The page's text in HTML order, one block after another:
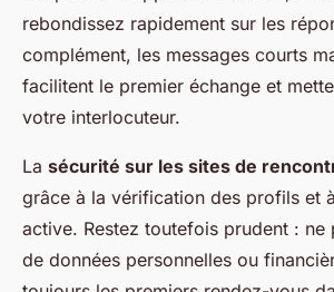
rebondissez rapidement sur les
complément, les messages courts
facilitent le premier échange et
votre interlocuteur.
La sécurité sur les sites de
grâce à la vérification des profils et
active. Restez toutefois prudent : ne
de données personnelles ou